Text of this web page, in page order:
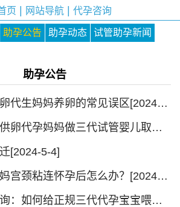
页 网站导航 代孕咨询
助孕公告 助孕动态
试管助孕新闻
助孕公告
揭秘试管婴儿供卵代生妈妈养卵的常见误区[2024-8-23]
供卵代怀咨询：供卵代孕妈妈做三代试管婴儿取卵时出现空卵泡怎么办？[2024-7-24]
[2024-5-4]
试管借卵代孕妈妈宫颈粘连怀孕后怎么办？[2024-5-4]
国内三代助孕咨询：如何给正规三代代孕宝宝喂药？[2024-1-10]